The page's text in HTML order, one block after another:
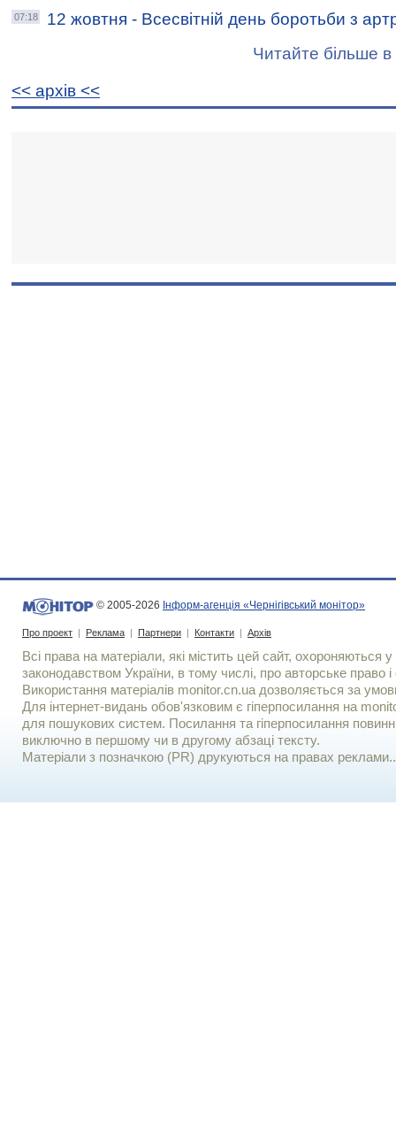
07:18
12 жовтня - Всесвітній день боротьби з
Читайте більше в
<< архiв <<
© 2005-2026 Інформ-агенція «Чернігівський монітор»
Про проект | Реклама | Партнери | Контакти | Архів
Всі права на матеріали, які містить цей сайт, охороняються у
законодавством України, в тому числі, про авторське право і
Використання матерiалiв monitor.cn.ua дозволяється за
Для iнтернет-видань обов'язковим є гiперпосилання на
для пошукових систем. Посилання та гіперпосилання
виключно в першому чи в другому абзаці тексту.
Матеріали з позначкою (PR) друкуються на правах реклами..